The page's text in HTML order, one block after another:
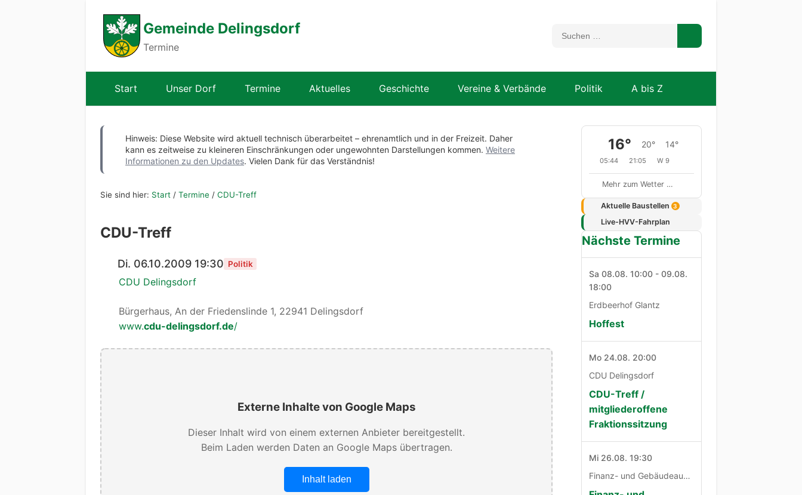
Gemeinde Delingsdorf
Termine
Start Unser Dorf Termine Aktuelles Geschichte Vereine & Verbände Politik A bis Z
Hinweis: Diese Website wird aktuell technisch überarbeitet – ehrenamtlich und in der Freizeit. Daher
kann es zeitweise zu kleineren Einschränkungen oder ungewohnten Darstellungen kommen. Weitere
Informationen zu den Updates. Vielen Dank für das Verständnis!
Sie sind hier: Start / Termine / CDU-Treff
CDU-Treff
Di. 06.10.2009 19:30 Politik
CDU Delingsdorf
Bürgerhaus, An der Friedenslinde 1, 22941 Delingsdorf
www.cdu-delingsdorf.de/
Externe Inhalte von Google Maps
Dieser Inhalt wird von einem externen Anbieter bereitgestellt.
Beim Laden werden Daten an Google Maps übertragen.
Inhalt laden
16° 20° 14°
05:44 21:05 W 9
Mehr zum Wetter …
Aktuelle Baustellen 3
Live-HVV-Fahrplan
Nächste Termine
Sa 08.08. 10:00 - 09.08.
18:00
Erdbeerhof Glantz
Hoffest
Mo 24.08. 20:00
CDU Delingsdorf
CDU-Treff /
mitgliederoffene
Fraktionssitzung
Mi 26.08. 19:30
Finanz- und Gebäudeausschuß